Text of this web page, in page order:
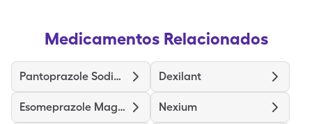
Medicamentos Relacionados
Pantoprazole Sodium Dexilant
Esomeprazole Magnesium Nexium